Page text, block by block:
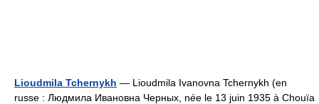
Lioudmila Tchernykh — Lioudmila Ivanovna Tchernykh (en
russe : Людмила Ивановна Черных, née le 13 juin 1935 à Chouïa